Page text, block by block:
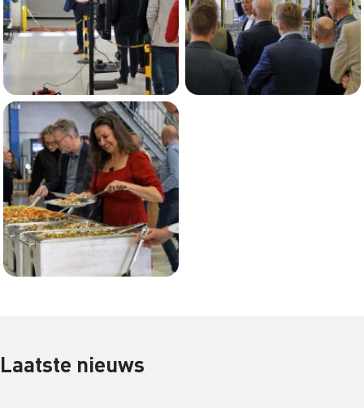
Laatste nieuws